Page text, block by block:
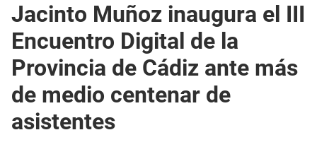
Jacinto Muñoz inaugura el III
Encuentro Digital de la
Provincia de Cádiz ante más
de medio centenar de
asistentes